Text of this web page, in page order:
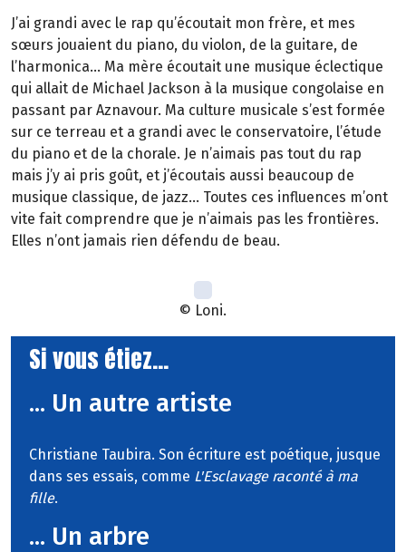
J’ai grandi avec le rap qu’écoutait mon frère, et mes
sœurs jouaient du piano, du violon, de la guitare, de
l’harmonica… Ma mère écoutait une musique éclectique
qui allait de Michael Jackson à la musique congolaise en
passant par Aznavour. Ma culture musicale s’est formée
sur ce terreau et a grandi avec le conservatoire, l’étude
du piano et de la chorale. Je n’aimais pas tout du rap
mais j’y ai pris goût, et j’écoutais aussi beaucoup de
musique classique, de jazz… Toutes ces influences m’ont
vite fait comprendre que je n’aimais pas les frontières.
Elles n’ont jamais rien défendu de beau.
© Loni.
Si vous étiez...
... Un autre artiste
Christiane Taubira. Son écriture est poétique, jusque
dans ses essais, comme L'Esclavage raconté à ma
fille.
... Un arbre